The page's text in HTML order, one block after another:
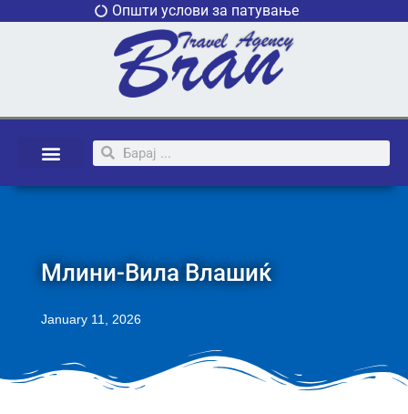
Општи услови за патување
Млини-Вила Влашиќ
January 11, 2026